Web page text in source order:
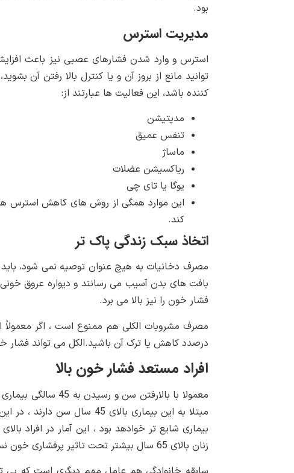
بود.
مدیریت استرس
استرس و وارد شدن فشارهای عصبی نیز باعث
توانید مانع از بروز آن و یا کنترل بالا رفتن آن
کننده باشد، این فعالیت ها عبارتند از:
مدیتیشن
تنفس عمیق
ماساژ
ریاکسیشن عضلات
یوگا یا تای چی
این موارد همگی از روش های کاهش استرس
کند.
اتخاذ سبک زندگی پاک تر
مصرف دخانیات به هیچ عنوان توصیه نمی شود،
بافت های بدن آسیب می رسانند و دیواره عروق
فشار خون را نیز بالا می برد.
مصرف مشروبات الکلی هم ممنوع است ، اگر معمولاً
درصدد کاهش یا ترک آن باشید.الکل می تواند فشار
افراد مستعد فشار خون بالا
معمولا با
مبتلا به این بیماری بالای
زنان بالای 65 سال بیشتر تحت تاثیر پرفشاری خون نسبت به آقایان قرار می گیرند.